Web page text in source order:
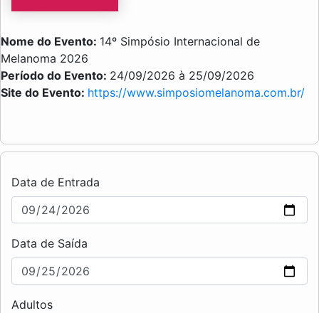
Nome do Evento: 14º Simpósio Internacional de
Melanoma 2026
Período do Evento: 24/09/2026 à 25/09/2026
Site do Evento: https://www.simposiomelanoma.com.br/
Data de Entrada
Data de Saída
Adultos